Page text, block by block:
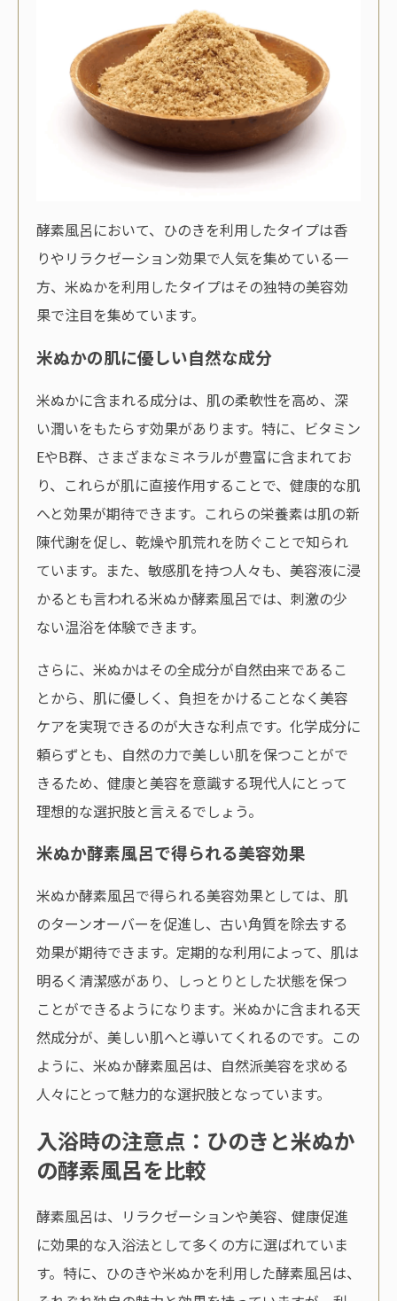
酵素風呂において、ひのきを利用したタイプは香
りやリラクゼーション効果で人気を集めている一
方、米ぬかを利用したタイプはその独特の美容効
果で注目を集めています。
米ぬかの肌に優しい自然な成分
米ぬかに含まれる成分は、肌の柔軟性を高め、深
い潤いをもたらす効果があります。特に、ビタミン
EやB群、さまざまなミネラルが豊富に含まれてお
り、これらが肌に直接作用することで、健康的な肌
へと効果が期待できます。これらの栄養素は肌の新
陳代謝を促し、乾燥や肌荒れを防ぐことで知られ
ています。また、敏感肌を持つ人々も、美容液に浸
かるとも言われる米ぬか酵素風呂では、刺激の少
ない温浴を体験できます。
さらに、米ぬかはその全成分が自然由来であるこ
とから、肌に優しく、負担をかけることなく美容
ケアを実現できるのが大きな利点です。化学成分に
頼らずとも、自然の力で美しい肌を保つことがで
きるため、健康と美容を意識する現代人にとって
理想的な選択肢と言えるでしょう。
米ぬか酵素風呂で得られる美容効果
米ぬか酵素風呂で得られる美容効果としては、肌
のターンオーバーを促進し、古い角質を除去する
効果が期待できます。定期的な利用によって、肌は
明るく清潔感があり、しっとりとした状態を保つ
ことができるようになります。米ぬかに含まれる天
然成分が、美しい肌へと導いてくれるのです。この
ように、米ぬか酵素風呂は、自然派美容を求める
人々にとって魅力的な選択肢となっています。
入浴時の注意点：ひのきと米ぬか
の酵素風呂を比較
酵素風呂は、リラクゼーションや美容、健康促進
に効果的な入浴法として多くの方に選ばれていま
す。特に、ひのきや米ぬかを利用した酵素風呂は、